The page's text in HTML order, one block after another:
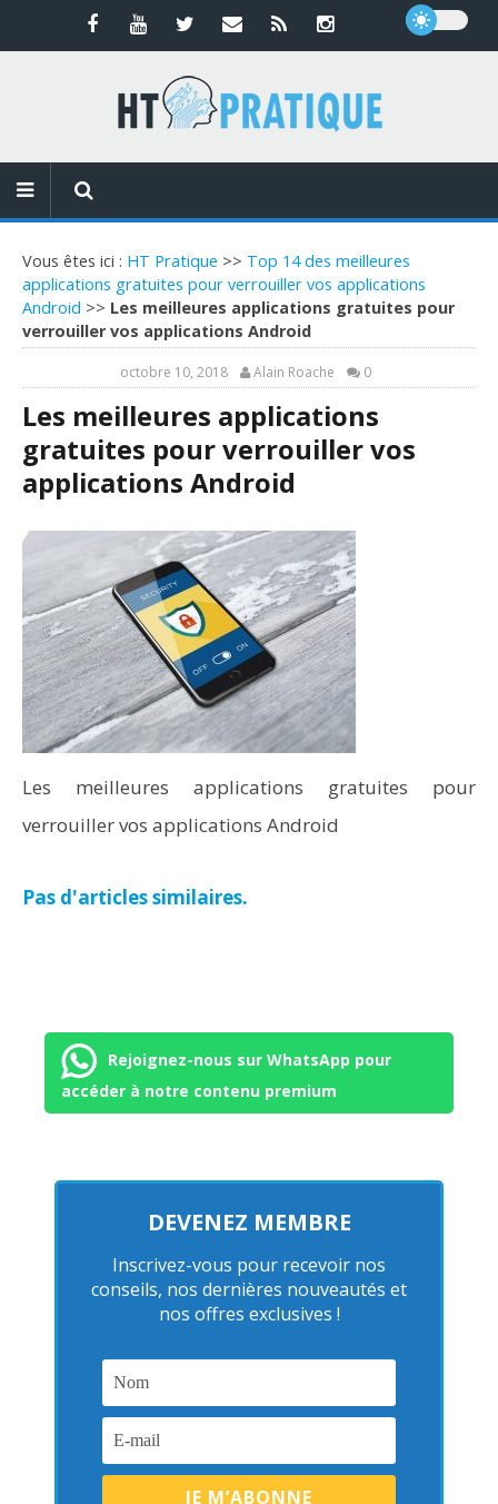
Vous êtes ici : HT Pratique >> Top 14 des meilleures
applications gratuites pour verrouiller vos applications
Android >> Les meilleures applications gratuites pour
verrouiller vos applications Android
octobre 10, 2018 Alain Roache 0
Les meilleures applications
gratuites pour verrouiller vos
applications Android
Les meilleures applications gratuites pour
verrouiller vos applications Android
Pas d'articles similaires.
Rejoignez-nous sur WhatsApp pour
accéder à notre contenu premium
DEVENEZ MEMBRE
Inscrivez-vous pour recevoir nos
conseils, nos dernières nouveautés et
nos offres exclusives !